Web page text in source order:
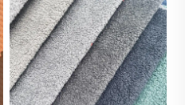
Satış